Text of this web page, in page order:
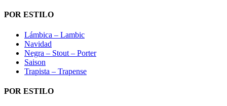
POR ESTILO
Lámbica – Lambic
Navidad
Negra – Stout – Porter
Saison
Trapista – Trapense
POR ESTILO